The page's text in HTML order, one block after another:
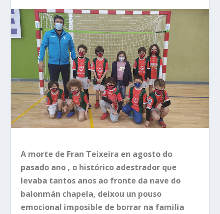
A morte de Fran Teixeira en agosto do
pasado ano , o histórico adestrador que
levaba tantos anos ao fronte da nave do
balonmán chapela, deixou un pouso
emocional imposible de borrar na familia